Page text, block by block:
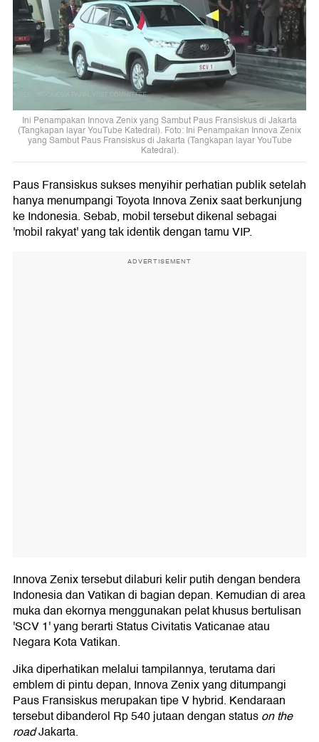
Ini Penampakan Innova Zenix yang Sambut Paus Fransiskus di Jakarta
(Tangkapan layar YouTube Katedral). Foto: Ini Penampakan Innova Zenix
yang Sambut Paus Fransiskus di Jakarta (Tangkapan layar YouTube
Katedral).
Paus Fransiskus sukses menyihir perhatian publik setelah
hanya menumpangi Toyota Innova Zenix saat berkunjung
ke Indonesia. Sebab, mobil tersebut dikenal sebagai
'mobil rakyat' yang tak identik dengan tamu VIP.
ADVERTISEMENT
Innova Zenix tersebut dilaburi kelir putih dengan bendera
Indonesia dan Vatikan di bagian depan. Kemudian di area
muka dan ekornya menggunakan pelat khusus bertulisan
'SCV 1' yang berarti Status Civitatis Vaticanae atau
Negara Kota Vatikan.
Jika diperhatikan melalui tampilannya, terutama dari
emblem di pintu depan, Innova Zenix yang ditumpangi
Paus Fransiskus merupakan tipe V hybrid. Kendaraan
tersebut dibanderol Rp 540 jutaan dengan statuson the
roadJakarta.